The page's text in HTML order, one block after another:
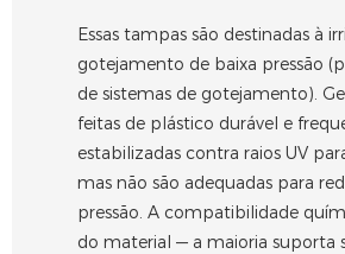
Essas tampas são destinadas à
gotejamento de baixa pressão
de sistemas de gotejamento).
feitas de plástico durável e
estabilizadas contra raios UV
mas não são adequadas para
pressão. A compatibilidade
do material — a maioria suporta